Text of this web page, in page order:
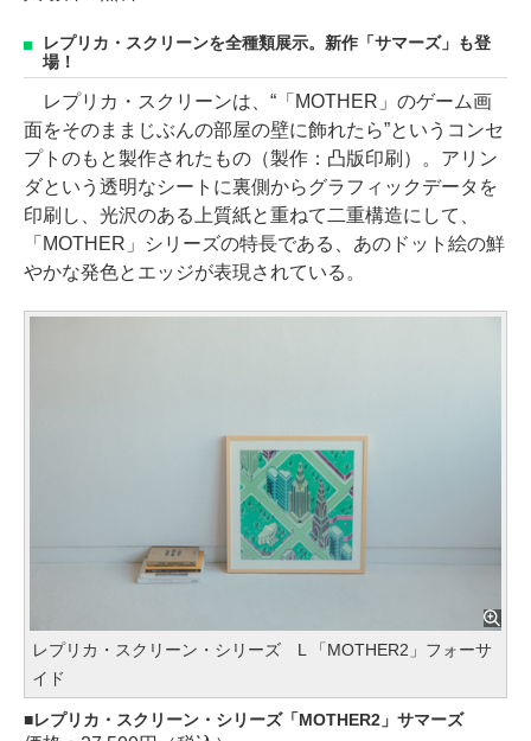
レプリカ・スクリーンを全種類展示。新作「サマーズ」も登
場！
レプリカ・スクリーンは、“「MOTHER」のゲーム画
面をそのままじぶんの部屋の壁に飾れたら”というコンセ
プトのもと製作されたもの（製作：凸版印刷）。アリン
ダという透明なシートに裏側からグラフィックデータを
印刷し、光沢のある上質紙と重ねて二重構造にして、
「MOTHER」シリーズの特長である、あのドット絵の鮮
やかな発色とエッジが表現されている。
レプリカ・スクリーン・シリーズ L 「MOTHER2」フォーサ
イド
レプリカ・スクリーン・シリーズ「MOTHER2」サマーズ